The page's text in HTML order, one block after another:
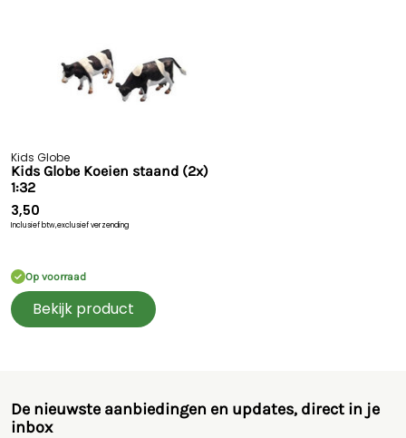
Kids Globe
Kids Globe Koeien staand (2x)
1:32
3,50
Inclusief btw,exclusief verzending
Op voorraad
Bekijk product
De nieuwste aanbiedingen en updates, direct in je
inbox